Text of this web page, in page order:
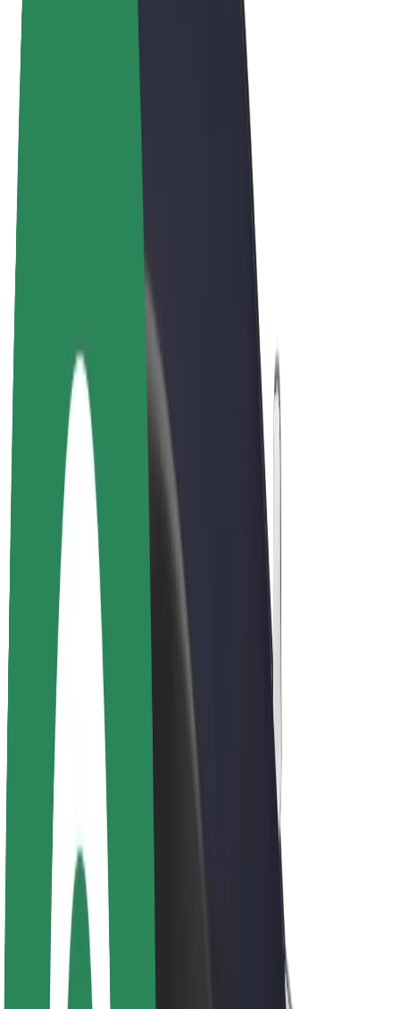
Ingresos de conductor/a
Repartidores
Ingresos de repartidor
Comercios de Bolt Food
Flotas
Franquicias
Empresa
Trabajá con nosotros
Acerca de Bolt
Sostenibilidad en Bolt
Project Zero
Blog
Sala de prensa
Directrices de la marca
Misión
Relación con inversores
Liderazgo
Marca
Medios
Fondo Urbano
Seguridad